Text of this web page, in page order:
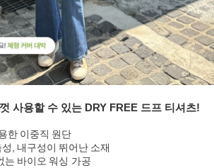
사용할 수 있는 DRY FREE 드프 티셔츠!
한 이중직 원단
, 내구성이 뛰어난 소재
는 바이오 워싱 가공